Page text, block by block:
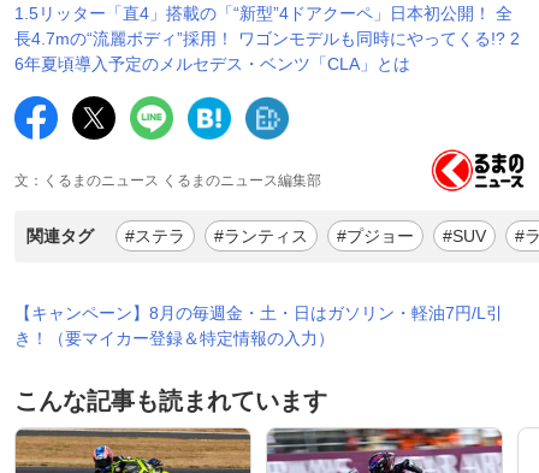
1.5リッター「直4」搭載の「“新型”4ドアクーペ」日本初公開！ 全
長4.7mの“流麗ボディ”採用！ ワゴンモデルも同時にやってくる!? 2
6年夏頃導入予定のメルセデス・ベンツ「CLA」とは
文：くるまのニュース くるまのニュース編集部
関連タグ #ステラ #ランティス #プジョー #SUV #
【キャンペーン】8月の毎週金・土・日はガソリン・軽油7円/L引
き！（要マイカー登録＆特定情報の入力）
こんな記事も読まれています